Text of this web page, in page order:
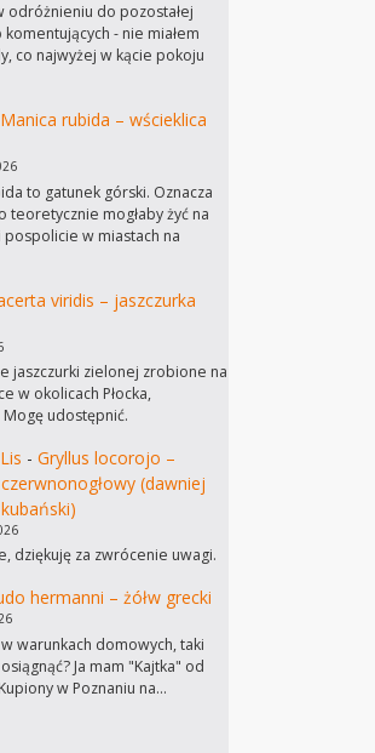
odróżnieniu do pozostałej
komentujących - nie miałem
co najwyżej w kącie pokoju
Manica rubida – wścieklica
to gatunek górski. Oznacza
teoretycznie mogłaby żyć na
pospolicie w miastach na
viridis – jaszczurka
jaszczurki zielonej zrobione na
w okolicach Płocka,
udostępnić.
- Gryllus locorojo –
(dawniej
dziękuję za zwrócenie uwagi.
hermanni – żółw grecki
warunkach domowych, taki
Ja mam "Kajtka" od
w Poznaniu na…